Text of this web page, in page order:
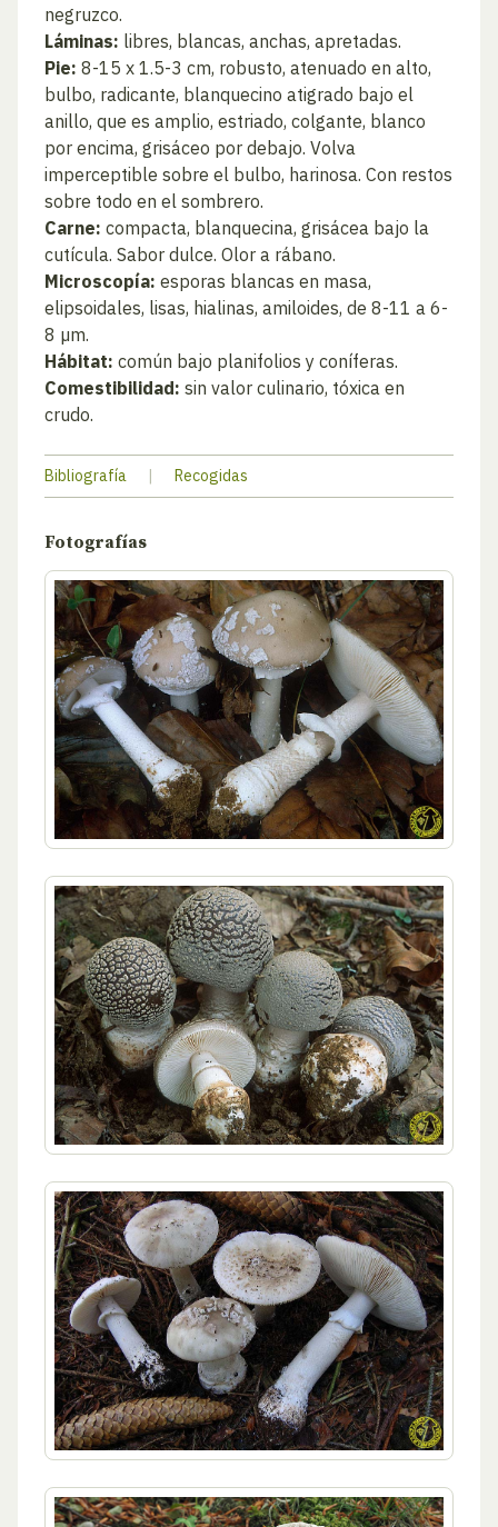
negruzco.
Láminas: libres, blancas, anchas, apretadas.
Pie: 8-15 x 1.5-3 cm, robusto, atenuado en alto,
bulbo, radicante, blanquecino atigrado bajo el
anillo, que es amplio, estriado, colgante, blanco
por encima, grisáceo por debajo. Volva
imperceptible sobre el bulbo, harinosa. Con restos
sobre todo en el sombrero.
Carne: compacta, blanquecina, grisácea bajo la
cutícula. Sabor dulce. Olor a rábano.
Microscopía: esporas blancas en masa,
elipsoidales, lisas, hialinas, amiloides, de 8-11 a 6-
8 µm.
Hábitat: común bajo planifolios y coníferas.
Comestibilidad: sin valor culinario, tóxica en
crudo.
Bibliografía | Recogidas
Fotografías